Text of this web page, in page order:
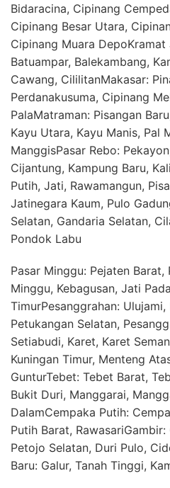
Bidaracina, Cipinang
Cipinang Besar Utara,
Cipinang Muara
Batuampar, Balekambang,
Cawang, CililitanMakasar:
Perdanakusuma, Cipinang
PalaMatraman: Pisangan
Kayu Utara, Kayu Manis, Pal
ManggisPasar Rebo:
Cijantung, Kampung Baru,
Putih, Jati, Rawamangun,
Jatinegara Kaum, Pulo
Selatan, Gandaria Selatan,
Pondok Labu
Pasar Minggu: Pejaten Barat,
Minggu, Kebagusan, Jati
TimurPesanggrahan:
Petukangan Selatan,
Setiabudi, Karet, Karet
Kuningan Timur, Menteng
GunturTebet: Tebet Barat,
Bukit Duri, Manggarai,
DalamCempaka Putih:
Putih Barat, RawasariGambir:
Petojo Selatan, Duri Pulo,
Baru: Galur, Tanah Tinggi,